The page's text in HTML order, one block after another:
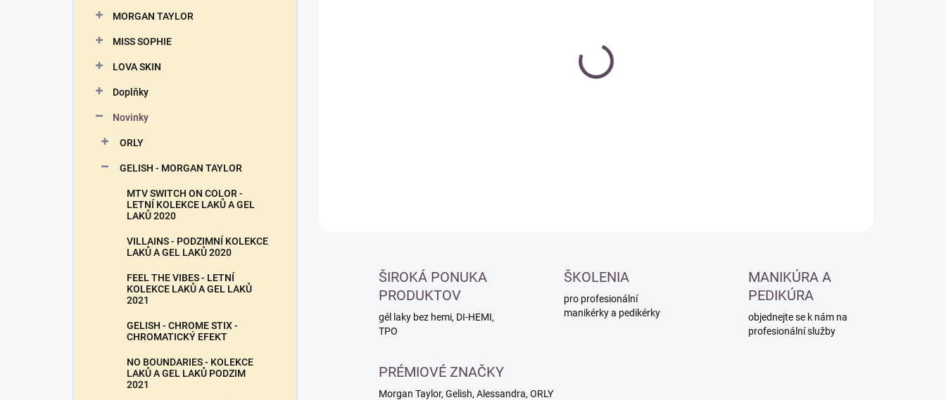
MORGAN TAYLOR
MISS SOPHIE
LOVA SKIN
Doplňky
Novinky
ORLY
GELISH - MORGAN TAYLOR
MTV SWITCH ON COLOR -
LETNÍ KOLEKCE LAKŮ A GEL
LAKŮ 2020
VILLAINS - PODZIMNÍ KOLEKCE
LAKŮ A GEL LAKŮ 2020
FEEL THE VIBES - LETNÍ
KOLEKCE LAKŮ A GEL LAKŮ
2021
GELISH - CHROME STIX -
CHROMATICKÝ EFEKT
NO BOUNDARIES - KOLEKCE
LAKŮ A GEL LAKŮ PODZIM
2021
ŠIROKÁ PONUKA
PRODUKTOV
gél laky bez hemi, DI-HEMI,
TPO
ŠKOLENIA
pro profesionální
manikérky a pedikérky
MANIKÚRA A
PEDIKÚRA
objednejte se k nám na
profesionální služby
PRÉMIOVÉ ZNAČKY
Morgan Taylor, Gelish, Alessandra, ORLY